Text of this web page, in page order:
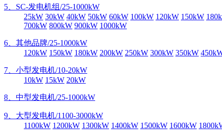
5、SC-发电机组/25-1000kW
25kW 30kW 40kW 50kW 60kW 100kW 120kW 150kW
700kW 800kW 900kW 1000kW
6、其他品牌/25-1000kW
120kW 150kW 180kW 200kW 250kW 300kW 350kW
7、小型发电机/10-20kW
10kW 15kW 20kW
8、中型发电机/25-1000kW
9、大型发电机/1100-3000kW
1100kW 1200kW 1300kW 1400kW 1500kW 1600kW